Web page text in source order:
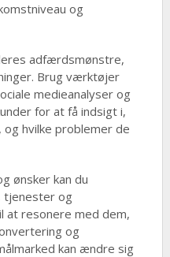
og
adfærdsmønstre,
Brug værktøjer
medieanalyser og
for at få indsigt i,
hvilke problemer de
ønsker kan du
tjenester og
at resonere med dem,
og
kan ændre sig